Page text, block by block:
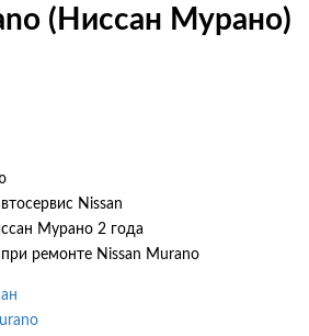
(Ниссан Мурано)
Nissan
Мурано 2 года
ремонте Nissan Murano